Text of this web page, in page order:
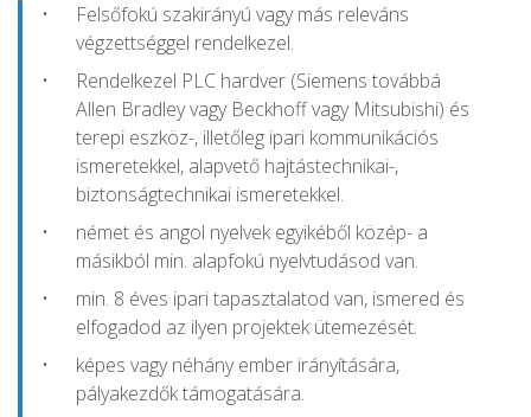
Felsőfokú szakirányú vagy más releváns
végzettséggel rendelkezel.
Rendelkezel PLC hardver (Siemens továbbá
Allen Bradley vagy Beckhoff vagy Mitsubishi) és
terepi eszköz-, illetőleg ipari kommunikációs
ismeretekkel, alapvető hajtástechnikai-,
biztonságtechnikai ismeretekkel.
német és angol nyelvek egyikéből közép- a
másikból min. alapfokú nyelvtudásod van.
min. 8 éves ipari tapasztalatod van, ismered és
elfogadod az ilyen projektek ütemezését.
képes vagy néhány ember irányítására,
pályakezdők támogatására.